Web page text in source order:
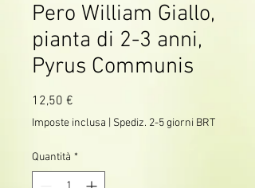
Pero William Giallo,
pianta di 2-3 anni,
Pyrus Communis
12,50 €
Imposte inclusa | Spediz. 2-5 giorni BRT
Quantità *